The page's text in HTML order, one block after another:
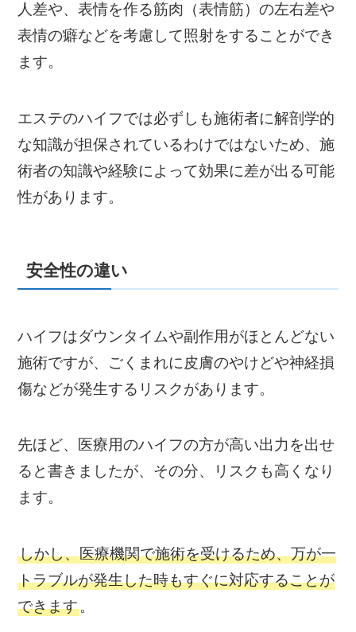
人差や、表情を作る筋肉（表情筋）の左右差や
表情の癖などを考慮して照射をすることができ
ます。
エステのハイフでは必ずしも施術者に解剖学的
な知識が担保されているわけではないため、施
術者の知識や経験によって効果に差が出る可能
性があります。
安全性の違い
ハイフはダウンタイムや副作用がほとんどない
施術ですが、ごくまれに皮膚のやけどや神経損
傷などが発生するリスクがあります。
先ほど、医療用のハイフの方が高い出力を出せ
ると書きましたが、その分、リスクも高くなり
ます。
しかし、医療機関で施術を受けるため、万が一
トラブルが発生した時もすぐに対応することが
できます。